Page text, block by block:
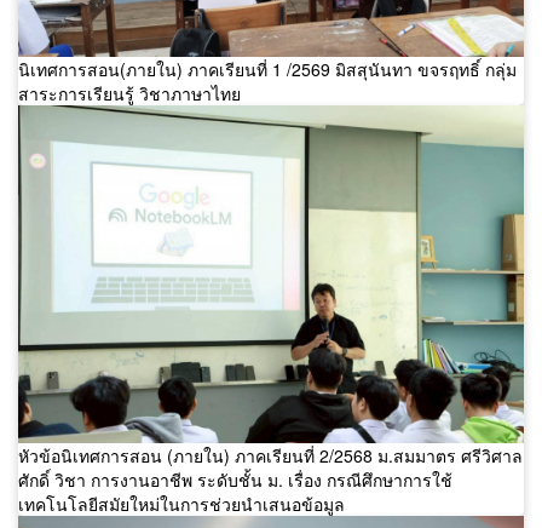
นิเทศการสอน(ภายใน) ภาคเรียนที่ 1 /2569 มิสสุนันทา ขจรฤทธิ์ กลุ่ม
สาระการเรียนรู้ วิชาภาษาไทย
หัวข้อนิเทศการสอน (ภายใน) ภาคเรียนที่ 2/2568 ม.สมมาตร ศรีวิศาล
ศักดิ์ วิชา การงานอาชีพ ระดับชั้น ม. เรื่อง กรณีศึกษาการใช้
เทคโนโลยีสมัยใหม่ในการช่วยนำเสนอข้อมูล